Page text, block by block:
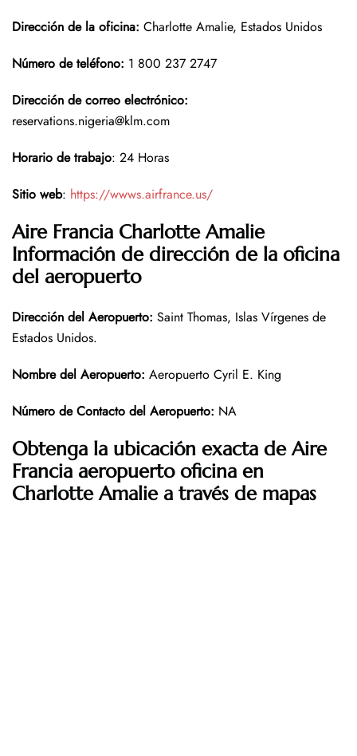
Dirección de la oficina: Charlotte Amalie, Estados Unidos
Número de teléfono: 1 800 237 2747
Dirección de correo electrónico:
reservations.nigeria@klm.com
Horario de trabajo: 24 Horas
Sitio web: https://wwws.airfrance.us/
Aire Francia Charlotte Amalie
Información de dirección de la oficina
del aeropuerto
Dirección del Aeropuerto: Saint Thomas, Islas Vírgenes de
Estados Unidos.
Nombre del Aeropuerto: Aeropuerto Cyril E. King
Número de Contacto del Aeropuerto: NA
Obtenga la ubicación exacta de Aire
Francia aeropuerto oficina en
Charlotte Amalie a través de mapas